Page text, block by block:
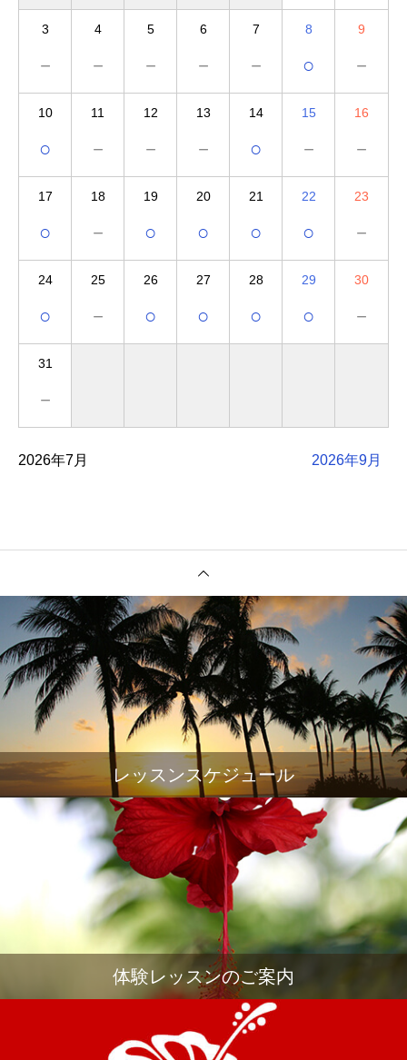
3
－
4
－
5
－
6
－
7
－
8
○
9
－
10
○
11
－
12
－
13
－
14
○
15
－
16
－
17
○
18
－
19
○
20
○
21
○
22
○
23
－
24
○
25
－
26
○
27
○
28
○
29
○
30
－
31
－
2026年7月 2026年9月
レッスンスケジュール
体験レッスンのご案内